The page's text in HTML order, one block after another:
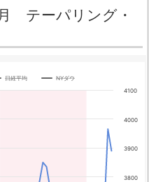
テーパリング・
yA1, yA2, and yA3.
日経平均 NYダウ
3800
3900
4000
4100